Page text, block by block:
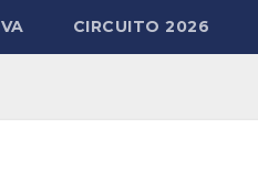
CIRCUITO 2026